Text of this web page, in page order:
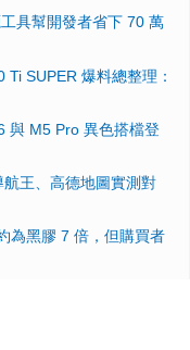
具幫開發者省下 70 萬
SUPER 爆料總整理：
與 M5 Pro 異色搭檔登
王、高德地圖實測對
為黑膠 7 倍，但購買者